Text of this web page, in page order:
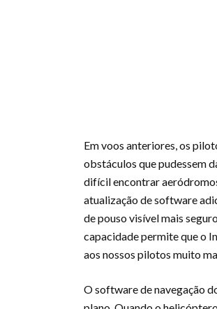
Em voos anteriores, os
obstáculos que pudessem
difícil encontrar
atualização de software
de pouso visível mais
capacidade permite que o
aos nossos pilotos muito
O software de navegação